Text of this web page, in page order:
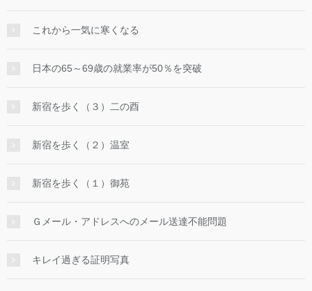
これから一気に寒くなる
日本の65～69歳の就業率が50％を突破
新宿を歩く（３）二の酉
新宿を歩く（２）温室
新宿を歩く（１）御苑
Ｇメール・アドレスへのメール送達不能問題
キレイ過ぎる証明写真